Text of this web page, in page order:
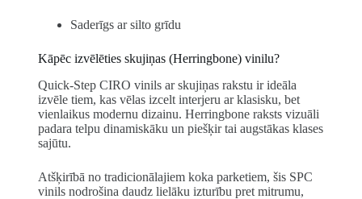
Saderīgs ar silto grīdu
Kāpēc izvēlēties skujiņas (Herringbone) vinilu?
Quick-Step CIRO vinils ar skujiņas rakstu ir ideāla
izvēle tiem, kas vēlas izcelt interjeru ar klasisku, bet
vienlaikus modernu dizainu. Herringbone raksts vizuāli
padara telpu dinamiskāku un piešķir tai augstākas klases
sajūtu.
Atšķirībā no tradicionālajiem koka parketiem, šis SPC
vinils nodrošina daudz lielāku izturību pret mitrumu,